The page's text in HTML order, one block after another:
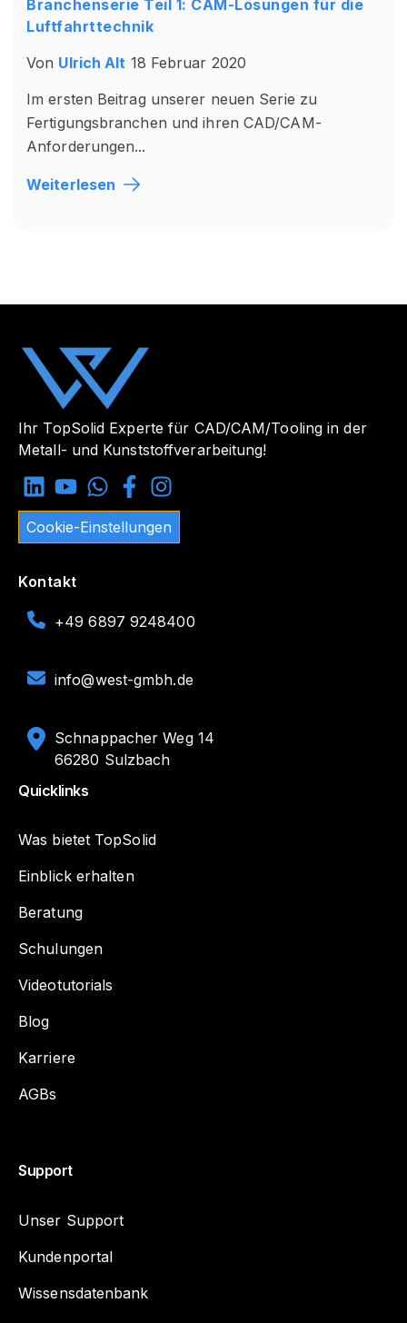
Branchenserie Teil 1: CAM-Lösungen für die
Luftfahrttechnik
Von Ulrich Alt 18 Februar 2020
Im ersten Beitrag unserer neuen Serie zu
Fertigungsbranchen und ihren CAD/CAM-
Anforderungen...
Weiterlesen
Ihr TopSolid Experte für CAD/CAM/Tooling in der
Metall- und Kunststoffverarbeitung!
Cookie-Einstellungen
Kontakt
+49 6897 9248400
info@west-gmbh.de
Schnappacher Weg 14
66280 Sulzbach
Quicklinks
Was bietet TopSolid
Einblick erhalten
Beratung
Schulungen
Videotutorials
Blog
Karriere
AGBs
Support
Unser Support
Kundenportal
Wissensdatenbank